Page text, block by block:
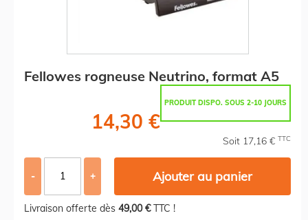
Fellowes rogneuse Neutrino, format A5
PRODUIT DISPO. SOUS 2-10 JOURS
14,30 €
Soit 17,16 € TTC
- + Ajouter au panier
Livraison offerte dès 49,00 €TTC !